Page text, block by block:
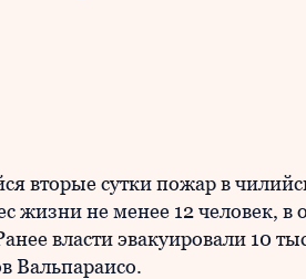
вторые сутки пожар в
жизни не менее 12 человек, в
власти эвакуировали 10
Вальпараисо.